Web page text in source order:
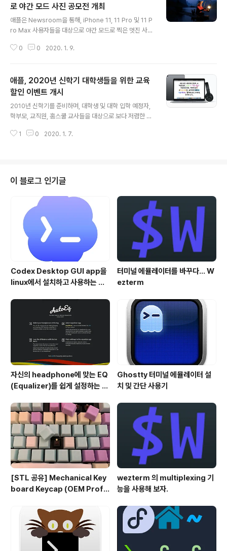
로 야간 모드 사진 공모전 개최
애플은 Newsroom을 통해, iPhone 11, 11 Pro 및 11 P
ro Max 사용자들을 대상으로 야간 모드로 찍은 멋진 사진
한다고 공지 했습니다. 이번 챌린지는 위에 언급했듯이 iPh
원들로 구성된 패널들이 심사를 통해 3월 4일 5개의 사진
을 선정하게 됩니다. 수상작들은 Apple Newsroom 겔
러리 및 Apple.com/kr 그리고 Apple Instagram(@A
pple)에 개제 되게 되며, 디지털 켐페인, Apple Store 및
옥외 광고판, 제 3자의 사진 전시회에 전시되는 영광을 얻
게 됩니다. 야간모드 사..
0 0 2020. 1. 9.
애플, 2020년 신학기 대학생들을 위한 교육
할인 이벤트 개시
2010년 신학기를 준비하며, 대학생 및 대학 입학 예정자,
학부모, 교직원, 홈스쿨 교사들을 대상으로 보다 저렴한 가
o School 할인 이벤트를 오픈 했습니다. 이번 할인 행사
o, 16인치 MacBook Pro, iMac, iMac Pro iPad Pro,
iPad Air, Apple Pencil, Smart Keyboard 할인 해택
은 다음과 같습니다. 제품 구매 시, AppleCare+ 옵션을
20% 활인된 금액으로 구매할 수 있습니다. Mac 제품 구
1 0 2020. 1. 7.
이 블로그 인기글
Codex Desktop GUI app을
linux에서 설치하고 사용하는 방
터미널 에뮬레이터를 바꾸다... W
ezterm
자신의 headphone에 맞는 EQ
(Equalizer)를 쉽게 설정하는 방
Ghostty 터미널 에뮬레이터 설
치 및 간단 사용기
[STL 공유] Mechanical Key
board Keycap (OEM Profil
wezterm 의 multiplexing 기
능을 사용해 보자.